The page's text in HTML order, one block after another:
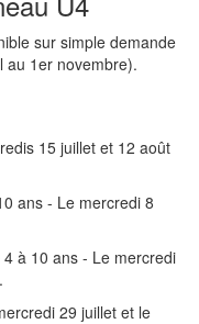
sur simple demande
au 1er novembre).
15 juillet et 12 août
ans - Le mercredi 8
4 à 10 ans - Le mercredi
29 juillet et le